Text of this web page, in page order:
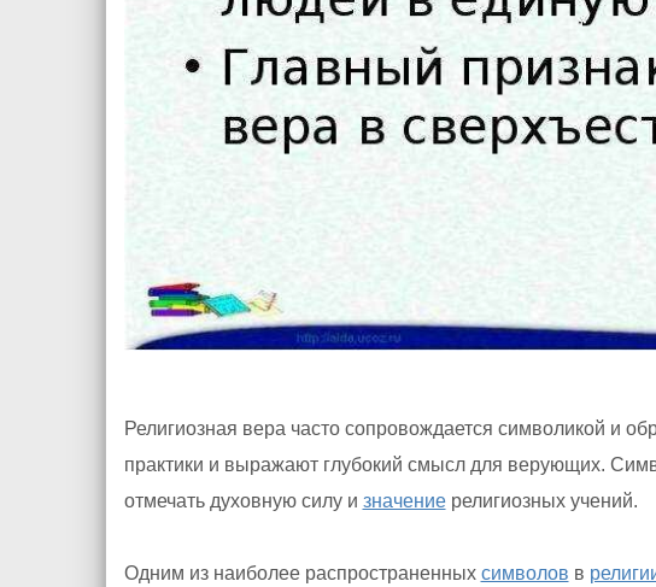
Религиозная вера часто сопровождается символикой и
практики и выражают глубокий смысл для верующих.
отмечать духовную силу и значениерелигиозных учений.
Одним из наиболее распространенных символов в